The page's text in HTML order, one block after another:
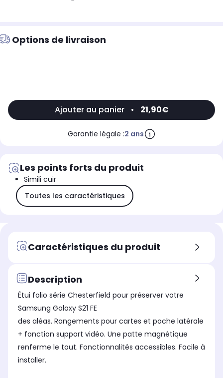
Options de livraison
Ajouter au panier • 21,90€
Garantie légale :2 ans
Les points forts du produit
Simili cuir
Toutes les caractéristiques
Caractéristiques du produit
Description
Étui folio série Chesterfield pour préserver votre
Samsung Galaxy S21 FE
des aléas. Rangements pour cartes et poche latérale
+ fonction support vidéo. Une patte magnétique
renferme le tout. Fonctionnalités accessibles. Facile à
installer.